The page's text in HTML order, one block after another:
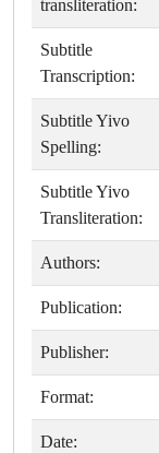
transliteration:
Subtitle
Transcription:
Subtitle Yivo
Spelling:
Subtitle Yivo
Transliteration:
Authors:
Publication:
Publisher:
Format:
Date: